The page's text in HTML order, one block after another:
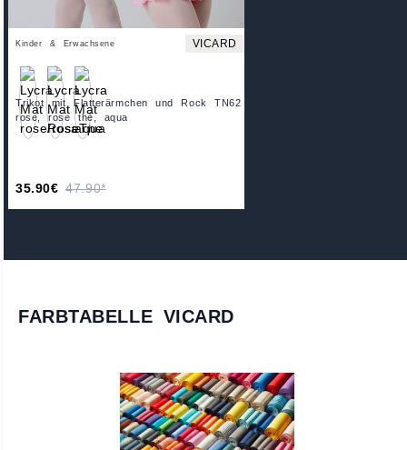
Kinder & Erwachsene VICARD
Trikot mit Flatterärmchen und Rock TN62
rose, rose thé, aqua
35.90€ 47.90*
FARBTABELLE VICARD